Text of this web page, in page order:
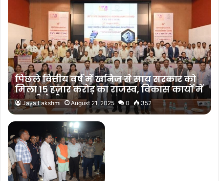
पिछले वित्तीय वर्ष में खनिज से साय सरकार को
मिला 15 हज़ार करोड़ का राजस्व, विकास कार्यों में
आएगी तेजी
Jaya Lakshmi August 21, 2025 0 352